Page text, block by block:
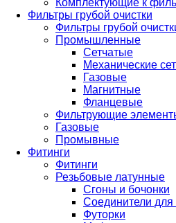
Комплектующие к
Фильтры грубой очистки
Фильтры грубой
Промышленные
Сетчатые
Механические
Газовые
Магнитные
Фланцевые
Фильтрующие
Газовые
Промывные
Фитинги
Фитинги
Резьбовые латунные
Сгоны и бочонки
Соединители для
Футорки